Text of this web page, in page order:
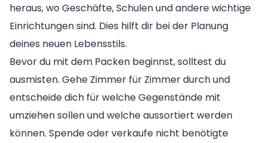
heraus, wo Geschäfte, Schulen und andere wichtige
Einrichtungen sind. Dies hilft dir bei der Planung
deines neuen Lebensstils.
Bevor du mit dem Packen beginnst, solltest du
ausmisten. Gehe Zimmer für Zimmer durch und
entscheide dich für welche Gegenstände mit
umziehen sollen und welche aussortiert werden
können. Spende oder verkaufe nicht benötigte